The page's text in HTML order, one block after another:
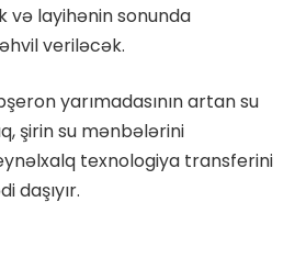
və layihənin sonunda
veriləcək.
yarımadasının artan su
şirin su mənbələrini
texnologiya transferini
daşıyır.